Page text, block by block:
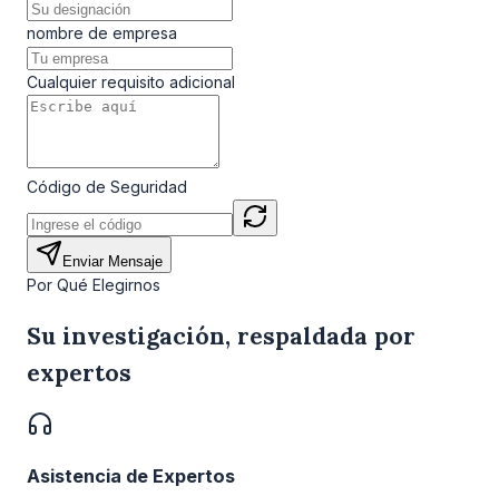
nombre de empresa
Cualquier requisito adicional
Código de Seguridad
Enviar Mensaje
Por Qué Elegirnos
Su investigación, respaldada por
expertos
Asistencia de Expertos